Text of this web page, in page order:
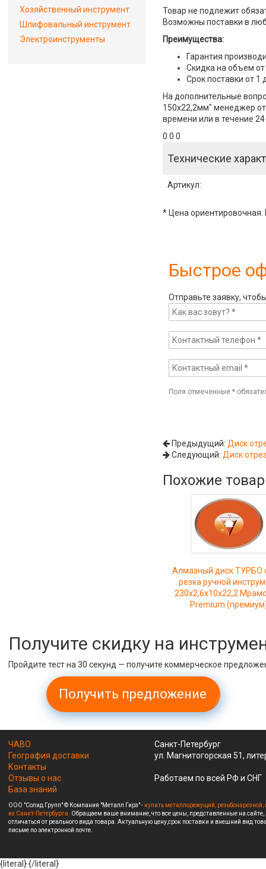
Товар не подлежит
Возможны поставки в
Преимущества:
Гарантия
Скидка на объем от
Срок поставки от 1
На дополнительные
150х22,2мм" менеджер
времени или в течение
0 0 0
Технические
Артикул:
* Цена ориентировочная.
Быстрое
Отправьте заявку,
Поля отмеченные*
Предыдущий: Диск
Следующий: Диск
Похожие
Алмазный диск ТУРБО
резка ручной
230x2,6x10x22,2
Premium
Хозяйственный инструмент
Шлифовальный инструмент
Электроинструменты
Получите скидку на
Пройдите тест на 30 секунд — получите коммерческое
Получить предложение
ЧАВО
География доставки
Контакты
Отзывы о нас
База знаний
Санкт-Петербург
ул. Магнитогорская 51,
Работаем по всей РФ и СНГ
ООО "Солид Групп" © Компания "Металл Гирз" - купить металлорежущий,
из Санкт-Петербурга. Обращаем ваше внимание, что все цены, представленные на
отличаться от реального вида товара. Актуальную цену,срок поставки и внешний вид
письме по электронной почте.
{literal}{/literal}